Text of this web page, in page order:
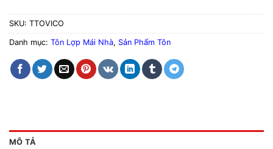
SKU: TTOVICO
Danh mục: Tôn Lợp Mái Nhà, Sản Phẩm Tôn
MÔ TẢ